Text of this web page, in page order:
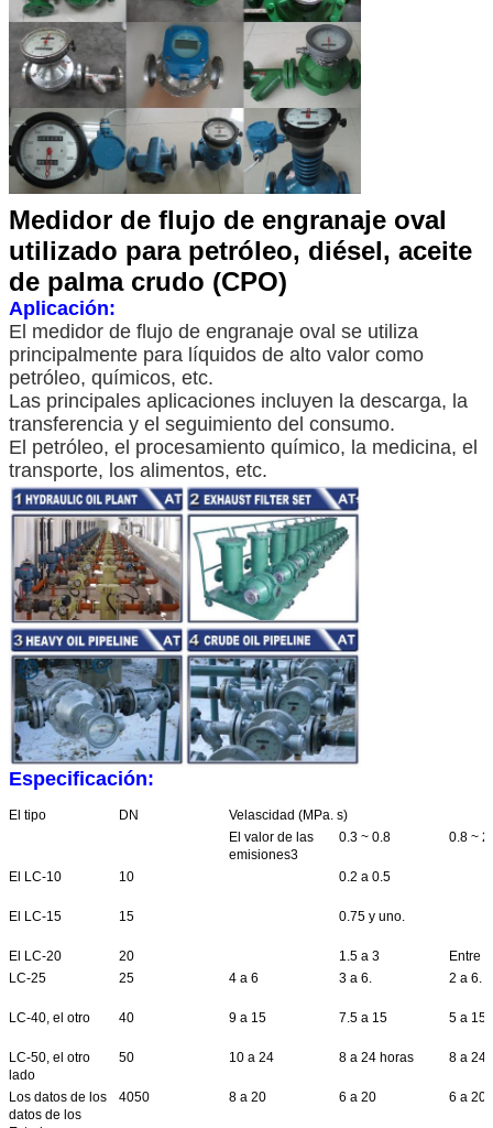
Medidor de flujo de engranaje oval
utilizado para petróleo, diésel, aceite
de palma crudo (CPO)
Aplicación:
El medidor de flujo de engranaje oval se utiliza
principalmente para líquidos de alto valor como
petróleo, químicos, etc.
Las principales aplicaciones incluyen la descarga, la
transferencia y el seguimiento del consumo.
El petróleo, el procesamiento químico, la medicina, el
transporte, los alimentos, etc.
Especificación:
El tipo DN
Velascidad (MPa. s)
El valor de las
emisiones3
0.3 ~ 0.8 0.8 ~ 2
El LC-10 10 0.2 a 0.5
El LC-15 15 0.75 y uno.
El LC-20 20 1.5 a 3
Entre
LC-25
25 4 a 6 3 a 6. 2 a 6.
LC-40, el otro 40 9 a 15 7.5 a 15 5 a 15
LC-50, el otro
lado
50 10 a 24 8 a 24 horas 8 a 24
Los datos de los
datos de los
4050 8 a 20 6 a 20 6 a 20